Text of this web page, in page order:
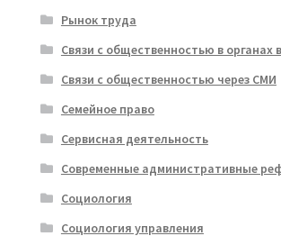
Рынок труда
Связи с общественностью в органах
Связи с общественностью через СМИ
Семейное право
Сервисная деятельность
Современные административные
Социология
Социология управления